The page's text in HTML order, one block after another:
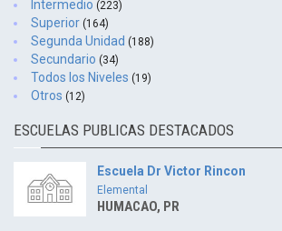
Intermedio (223)
Superior (164)
Segunda Unidad (188)
Secundario (34)
Todos los Niveles (19)
Otros (12)
ESCUELAS PUBLICAS DESTACADOS
Escuela Dr Victor Rincon
Elemental
HUMACAO, PR